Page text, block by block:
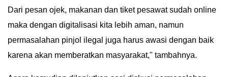
Dari pesan ojek, makanan dan tiket pesawat sudah online
maka dengan digitalisasi kita lebih aman, namun
permasalahan pinjol ilegal juga harus awasi dengan baik
karena akan memberatkan masyarakat," tambahnya.